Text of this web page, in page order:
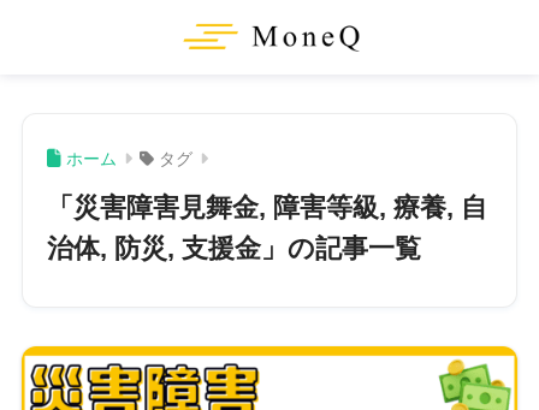
ホーム タグ
「災害障害見舞金, 障害等級, 療養, 自
治体, 防災, 支援金」の記事一覧